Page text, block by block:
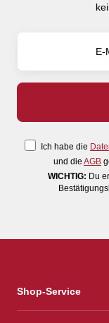
Ich habe die
und die AGB
WICHTIG: Du
Shop-Service